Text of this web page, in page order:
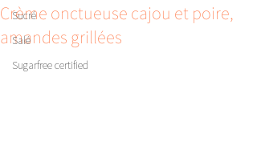
Sucré
Salé
Sugarfree certified
Crème onctueuse cajou et poire,
amandes grillées